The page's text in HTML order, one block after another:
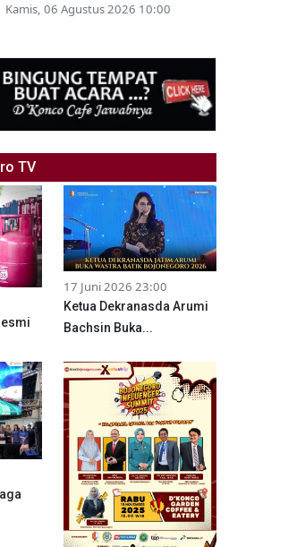
Kamis, 06 Agustus 2026 10:00
TV
17 Juni 2026 23:00
Ketua Dekranasda Arumi
Bachsin Buka...